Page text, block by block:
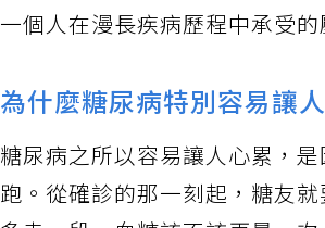
一個人在漫長疾病歷程中承受
為什麼糖尿病特別容易讓
糖尿病之所以容易讓人心累，
跑。從確診的那一刻起，糖友